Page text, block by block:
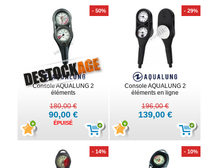
- 50%
Console AQUALUNG 2
éléments
180,00 €
90,00 €
ÉPUISÉ
- 29%
Console AQUALUNG 2
éléments en ligne
196,00 €
139,00 €
- 14% - 10%